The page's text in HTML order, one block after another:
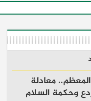
معادلة
وحكمة السلام